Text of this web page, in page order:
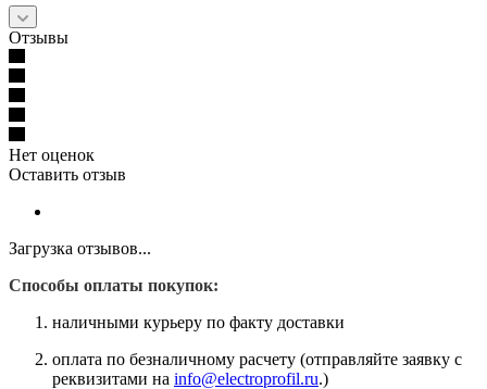
Отзывы
Нет оценок
Оставить отзыв
Загрузка отзывов...
Способы оплаты покупок:
наличными курьеру по факту доставки
оплата по безналичному расчету (отправляйте заявку с
реквизитами на info@electroprofil.ru.)